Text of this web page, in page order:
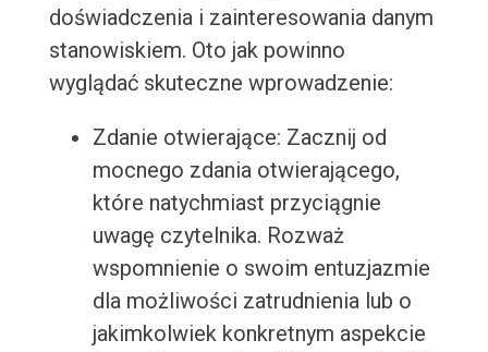
doświadczenia i zainteresowania danym
stanowiskiem. Oto jak powinno
wyglądać skuteczne wprowadzenie:
Zdanie otwierające: Zacznij od
mocnego zdania otwierającego,
które natychmiast przyciągnie
uwagę czytelnika. Rozważ
wspomnienie o swoim entuzjazmie
dla możliwości zatrudnienia lub o
jakimkolwiek konkretnym aspekcie